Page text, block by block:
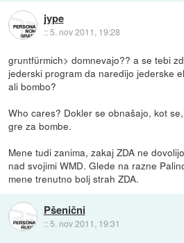
jype
::5. nov 2011, 19:28
gruntfürmich> domnevajo?? a se tebi
jederski program da naredijo jederske
ali bombo?
Who cares? Dokler se obnašajo, kot
gre za bombe.
Mene tudi zanima, zakaj ZDA ne
nad svojimi WMD. Glede na razne
mene trenutno bolj strah ZDA.
Pšenični
:: 5. nov 2011, 19:31